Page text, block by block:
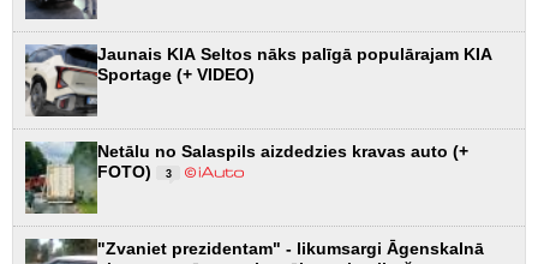
Jaunais KIA Seltos nāks palīgā populārajam KIA
Sportage (+ VIDEO)
Netālu no Salaspils aizdedzies kravas auto (+
FOTO)
3
"Zvaniet prezidentam" - likumsargi Āgenskalnā